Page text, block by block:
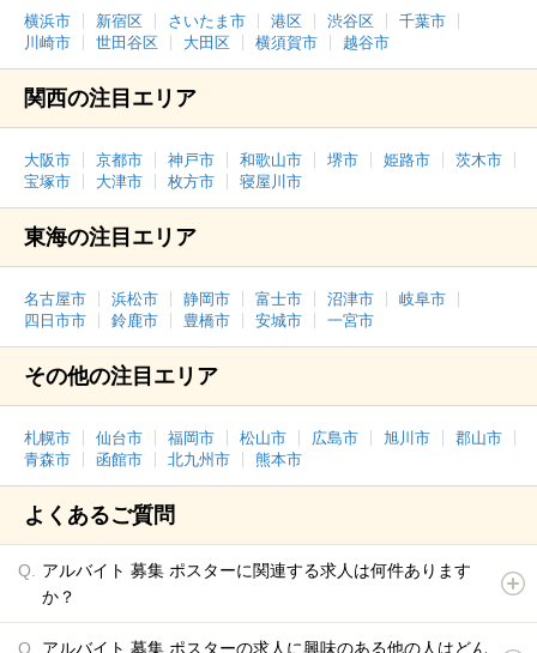
横浜市 新宿区 さいたま市 港区 渋谷区
千葉市
川崎市
世田谷区 大田区 横須賀市 越谷市
関西の注目エリア
大阪市 京都市 神戸市 和歌山市 堺市 姫路市
茨木市
宝塚市
大津市 枚方市 寝屋川市
東海の注目エリア
名古屋市 浜松市 静岡市 富士市 沼津市
岐阜市
四日市市
鈴鹿市 豊橋市 安城市 一宮市
その他の注目エリア
札幌市 仙台市 福岡市 松山市 広島市 旭川市
郡山市
青森市
函館市 北九州市 熊本市
よくあるご質問
アルバイト 募集 ポスターに関連する求人は何件あります
か？
アルバイト 募集 ポスターの求人に興味のある他の人はどん